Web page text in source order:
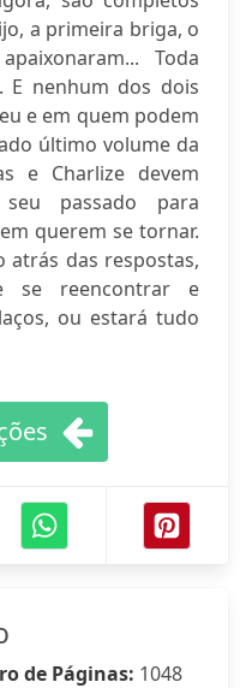
a primeira briga, o
Toda
E nenhum dos dois
e em quem podem
último volume da
e Charlize devem
passado para
querem se tornar.
das respostas,
se reencontrar e
ou estará tudo
de Páginas: 1048